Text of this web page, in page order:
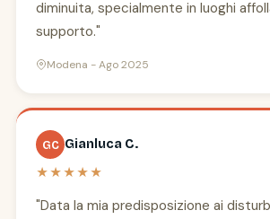
diminuita, specialmente in luoghi
supporto."
Modena - Ago 2025
GC Gianluca C.
★★★★★
"Data la mia predisposizione ai